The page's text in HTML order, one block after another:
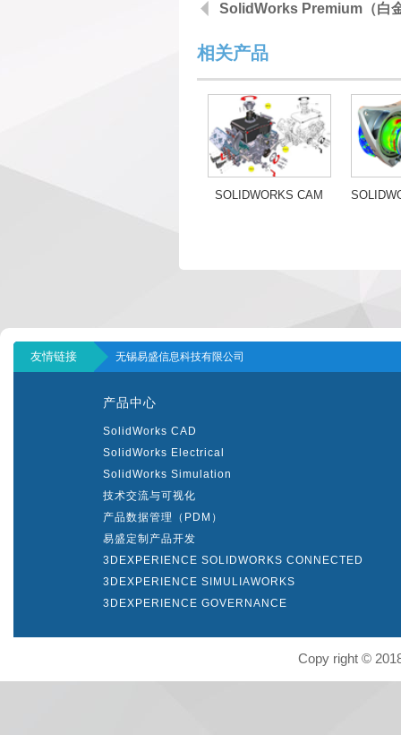
SolidWorks Premium（白
相关产品
SOLIDWORKS CAM
友情链接 无锡易盛信息科技有限公司
产品中心
SolidWorks CAD
SolidWorks Electrical
SolidWorks Simulation
技术交流与可视化
产品数据管理（PDM）
易盛定制产品开发
3DEXPERIENCE SOLIDWORKS CONNECTED
3DEXPERIENCE SIMULIAWORKS
3DEXPERIENCE GOVERNANCE
Copy right ©